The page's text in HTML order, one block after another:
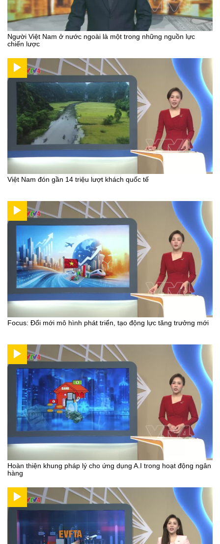
Người Việt Nam ở nước ngoài là một trong những nguồn lực
chiến lược
Việt Nam đón gần 14 triệu lượt khách quốc tế
Focus: Đổi mới mô hình phát triển, tạo động lực tăng trưởng mới
Hoàn thiện khung pháp lý cho ứng dụng A.I trong hoạt động ngân
hàng